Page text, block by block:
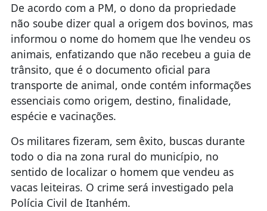
De acordo com a PM, o dono da propriedade
não soube dizer qual a origem dos bovinos, mas
informou o nome do homem que lhe vendeu os
animais, enfatizando que não recebeu a guia de
trânsito, que é o documento oficial para
transporte de animal, onde contém informações
essenciais como origem, destino, finalidade,
espécie e vacinações.
Os militares fizeram, sem êxito, buscas durante
todo o dia na zona rural do município, no
sentido de localizar o homem que vendeu as
vacas leiteiras. O crime será investigado pela
Polícia Civil de Itanhém.